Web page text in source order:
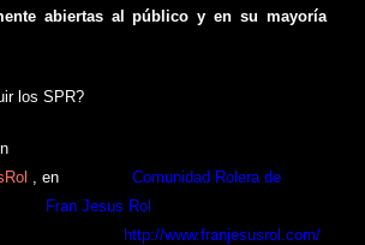
abiertas al público y en su mayoría
los SPR?
en
Comunidad Rolera de
Fran Jesus Rol
http://www.franjesusrol.com/